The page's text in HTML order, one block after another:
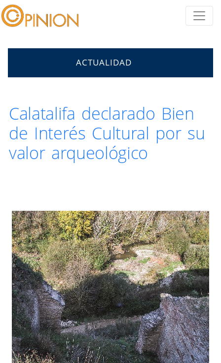
ACTUALIDAD
Calatalifa declarado Bien
de Interés Cultural por su
valor arqueológico